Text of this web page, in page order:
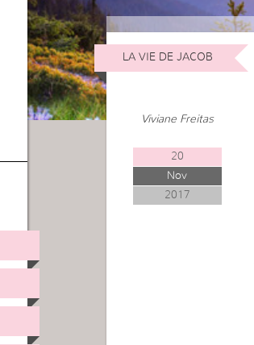
LA VIE DE JACOB
Viviane Freitas
20
Nov
2017